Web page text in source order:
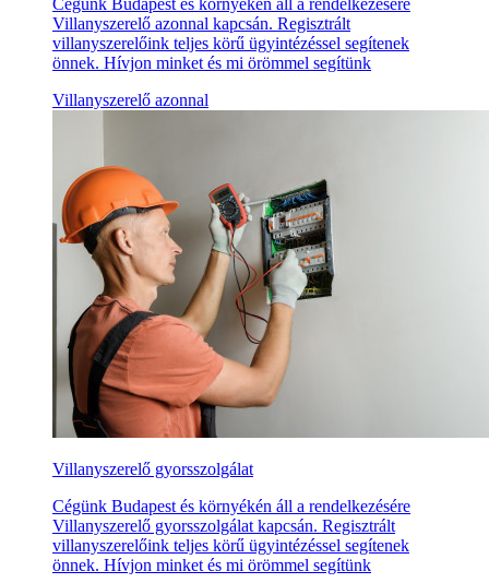
Cégünk Budapest és környékén áll a rendelkezésére
Villanyszerelő azonnal kapcsán. Regisztrált
villanyszerelőink teljes körű ügyintézéssel segítenek
önnek. Hívjon minket és mi örömmel segítünk
Villanyszerelő azonnal
Villanyszerelő gyorsszolgálat
Cégünk Budapest és környékén áll a rendelkezésére
Villanyszerelő gyorsszolgálat kapcsán. Regisztrált
villanyszerelőink teljes körű ügyintézéssel segítenek
önnek. Hívjon minket és mi örömmel segítünk